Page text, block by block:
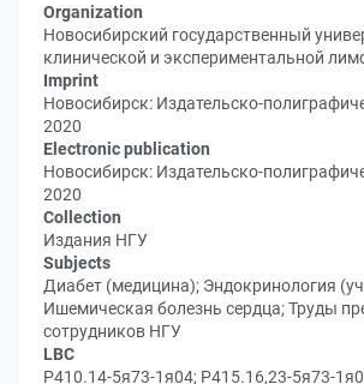
Organization
Новосибирский государственный
клинической и экспериментальной
Imprint
Новосибирск: Издательско-
2020
Electronic publication
Новосибирск: Издательско-
2020
Collection
Издания НГУ
Subjects
Диабет (медицина); Эндокринология
Ишемическая болезнь сердца; Труды
сотрудников НГУ
LBC
Р410.14-5я73-1я04; Р415.16,23-5я73-